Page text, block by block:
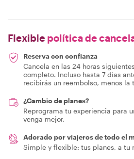
Flexible política de
Reserva con confianza
Cancela en las 24 horas
completo. Incluso hasta 7 días
recibirás un reembolso, menos la
¿Cambio de planes?
Reprograma tu experiencia para
venga mejor.
Adorado por viajeros de todo el
Simple y flexible: tus planes, a tu